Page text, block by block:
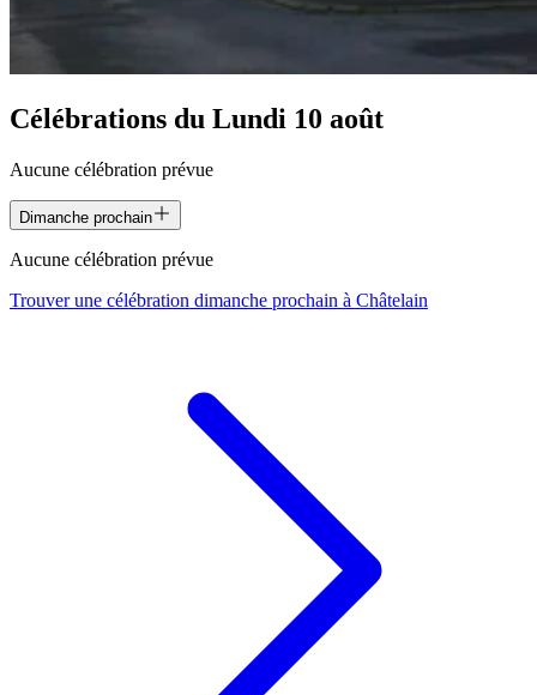
Célébrations du Lundi 10 août
Aucune célébration prévue
Dimanche prochain
Aucune célébration prévue
Trouver une célébration dimanche prochain à Châtelain